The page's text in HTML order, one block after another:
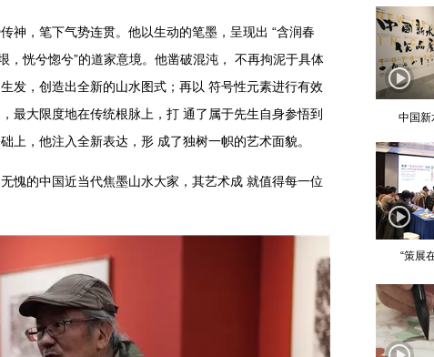
神，笔下气势连贯。他以生动的笔墨，呈现出 “含润春
，恍兮惚兮”的道家意境。他凿破混沌， 不再拘泥于具体
发，创造出全新的山水图式；再以 符号性元素进行有效
最大限度地在传统根脉上，打 通了属于先生自身参悟到
上，他注入全新表达，形 成了独树一帜的艺术面貌。
愧的中国近当代焦墨山水大家，其艺术成 就值得每一位
中国新
“策展